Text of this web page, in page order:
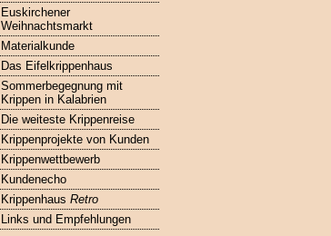
Euskirchener
Weihnachtsmarkt
Materialkunde
Das Eifelkrippenhaus
Sommerbegegnung mit
Krippen in Kalabrien
Die weiteste Krippenreise
Krippenprojekte von Kunden
Krippenwettbewerb
Kundenecho
Krippenhaus Retro
Links und Empfehlungen